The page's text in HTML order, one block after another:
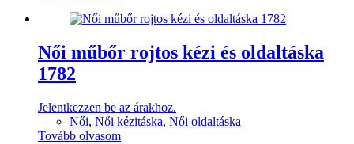
Női műbőr rojtos kézi és oldaltáska
1782
Jelentkezzen be az árakhoz.
Női, Női kézitáska, Női oldaltáska
Tovább olvasom